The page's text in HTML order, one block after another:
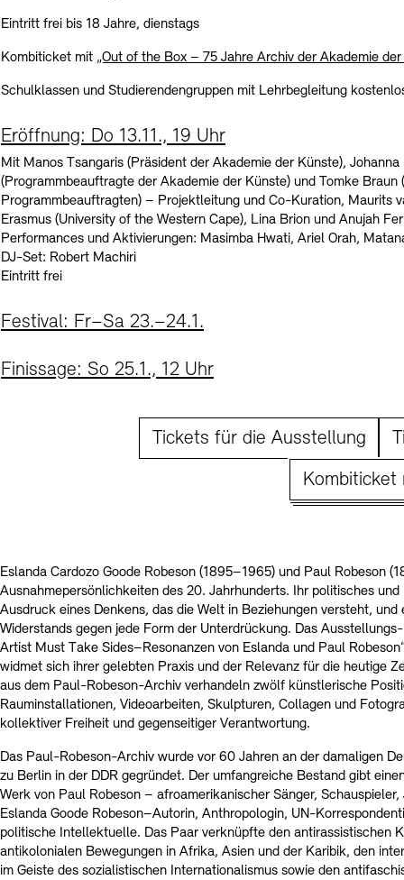
Eintritt frei bis 18 Jahre, dienstags
Kombiticket mit „Out of the Box – 75 Jahre Archiv der Akademie der
Schulklassen und Studierendengruppen mit Lehrbegleitung
Eröffnung: Do 13.11., 19 Uhr
Mit Manos Tsangaris (Präsident der Akademie der Künste),
(Programmbeauftragte der Akademie der Künste) und Tomke Braun
Programmbeauftragten) – Projektleitung und Co-Kuration, Maurits
Erasmus (University of the Western Cape), Lina Brion und Anujah
Performances und Aktivierungen: Masimba Hwati, Ariel Orah,
DJ-Set: Robert Machiri
Eintritt frei
Festival: Fr–Sa 23.–24.1.
Finissage: So 25.1., 12 Uhr
Tickets für die Ausstellung
Kombiticket
Eslanda Cardozo Goode Robeson (1895–1965) und Paul Robeson
Ausnahmepersönlichkeiten des 20. Jahrhunderts. Ihr politisches
Ausdruck eines Denkens, das die Welt in Beziehungen versteht, und
Widerstands gegen jede Form der Unterdrückung. Das
Artist Must Take Sides–Resonanzen von Eslanda und Paul
widmet sich ihrer gelebten Praxis und der Relevanz für die heutige
aus dem Paul-Robeson-Archiv verhandeln zwölf künstlerische
Rauminstallationen, Videoarbeiten, Skulpturen, Collagen und
kollektiver Freiheit und gegenseitiger Verantwortung.
Das Paul-Robeson-Archiv wurde vor 60 Jahren an der damaligen
zu Berlin in der DDR gegründet. Der umfangreiche Bestand gibt
Werk von Paul Robeson – afroamerikanischer Sänger,
Eslanda Goode Robeson–Autorin, Anthropologin, UN-
politische Intellektuelle. Das Paar verknüpfte den antirassistischen
antikolonialen Bewegungen in Afrika, Asien und der Karibik, den
im Geiste des sozialistischen Internationalismus sowie den